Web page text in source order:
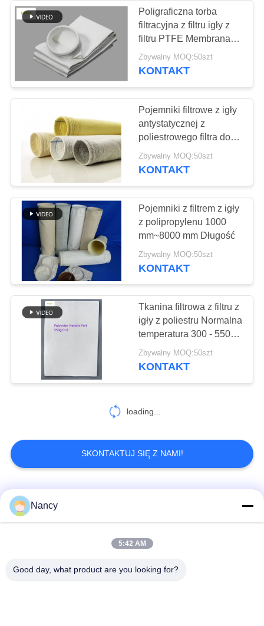
Poligraficzna torba
filtracyjna z filtru igły z
filtru PTFE Membrana
do zbieracza pyłu
Zbywalny MOQ:50szt
KONTAKT
Pojemniki filtrowe z igły
antystatycznej z
poliestrowego filtra do
produkcji stali
Zbywalny MOQ:50szt
KONTAKT
Pojemniki z filtrem z igły
z polipropylenu 1000
mm~8000 mm Długość
Zbywalny MOQ:50szt
KONTAKT
Tkanina filtrowa z filtru z
igły z poliestru Normalna
temperatura 300 - 550
gm
Zbywalny MOQ:50szt
KONTAKT
loading...
SKONTAKTUJ SIĘ Z NAMI!
popularne kategorie
Worek z filtrem
Nancy
5:42 AM
Good day, what product are you looking for?